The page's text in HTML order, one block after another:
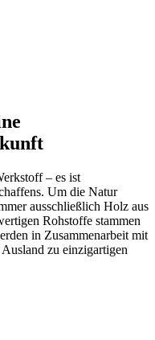
– es ist
Um die Natur
ausschließlich Holz aus
Rohstoffe stammen
in Zusammenarbeit mit
zu einzigartigen